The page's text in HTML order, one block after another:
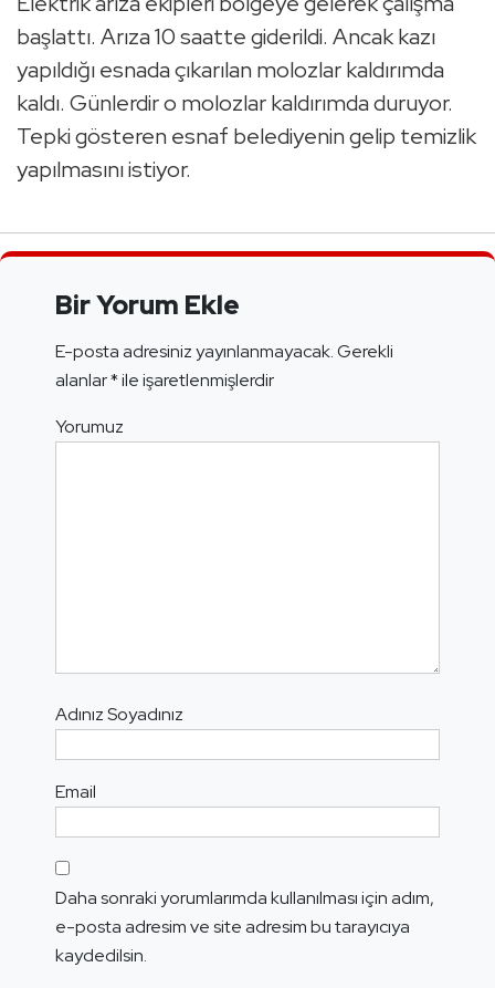
başlattı. Arıza 10 saatte giderildi. Ancak kazı
yapıldığı esnada çıkarılan molozlar kaldırımda
kaldı. Günlerdir o molozlar kaldırımda duruyor.
Tepki gösteren esnaf belediyenin gelip temizlik
yapılmasını istiyor.
Bir Yorum Ekle
E-posta adresiniz yayınlanmayacak.Gerekli
alanlar*ile işaretlenmişlerdir
Yorumuz
Adınız Soyadınız
Email
Daha sonraki yorumlarımda kullanılması için adım,
e-posta adresim ve site adresim bu tarayıcıya
kaydedilsin.